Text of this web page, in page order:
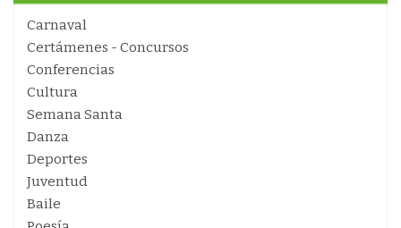
Carnaval
Certámenes - Concursos
Conferencias
Cultura
Semana Santa
Danza
Deportes
Juventud
Baile